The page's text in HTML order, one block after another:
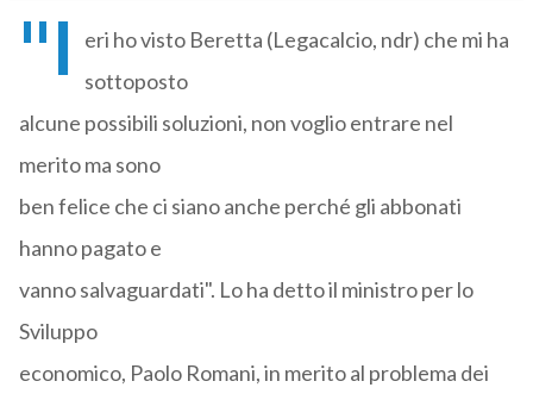
"I
eri ho visto Beretta (Legacalcio, ndr) che mi ha
sottoposto
alcune possibili soluzioni, non voglio entrare nel
merito ma sono
ben felice che ci siano anche perché gli abbonati
hanno pagato e
vanno salvaguardati". Lo ha detto il ministro per lo
Sviluppo
economico, Paolo Romani, in merito al problema dei